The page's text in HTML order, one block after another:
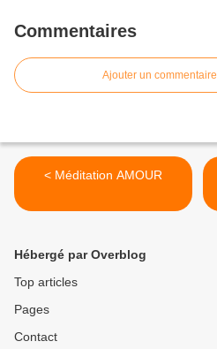
Commentaires
Ajouter un commentaire
< Méditation AMOUR
Hébergé par Overblog
Top articles
Pages
Contact